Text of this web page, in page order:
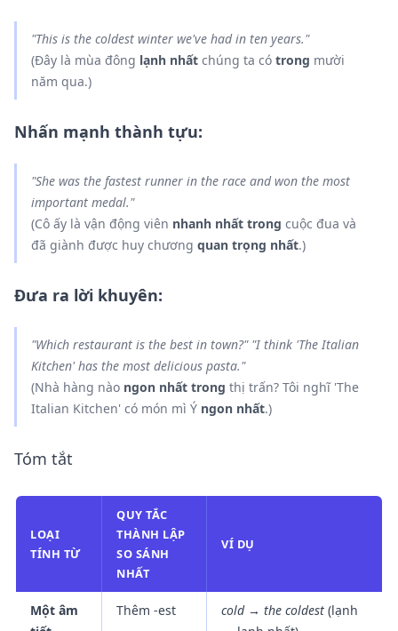
"This is the coldest winter we've hadin ten years."
(Đây là mùa đông lạnh nhất chúng ta có trong mười
năm qua.)
Nhấn mạnh thành tựu:
"She was the fastest runner in the race and won the most
important medal."
(Cô ấy là vận động viên nhanh nhất trong cuộc đua và
đã giành được huy chương quan trọng nhất.)
Đưa ra lời khuyên:
"Which restaurant is the best in town?" "I think 'The Italian
Kitchen' has the most delicious pasta."
(Nhà hàng nào ngon nhất trong thị trấn? Tôi nghĩ 'The
Italian Kitchen' có món mì Ý ngon nhất.)
Tóm tắt
LOẠI
TÍNH TỪ
QUY TẮC
THÀNH LẬP
SO SÁNH
NHẤT
VÍ DỤ
Một âm
Thêm -est cold → the coldest (lạnh